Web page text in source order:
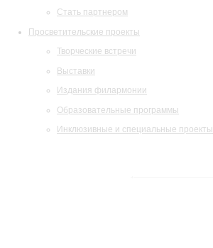
Стать партнером
Просветительские проекты
Творческие встречи
Выставки
Издания филармонии
Образовательные программы
Инклюзивные и специальные проекты